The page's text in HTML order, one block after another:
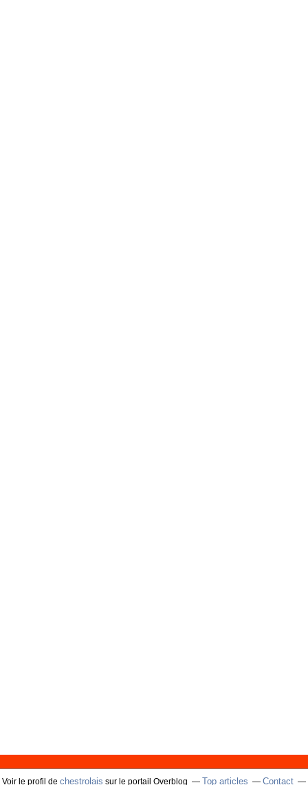
Voir le profil de chestrolais sur le portail Overblog Top articles Contact